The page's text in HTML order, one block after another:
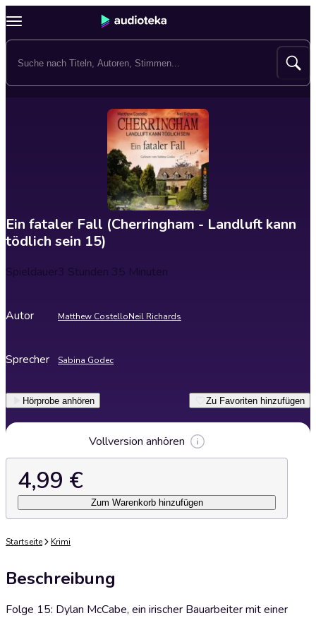
Ein fataler Fall (Cherringham - Landluft kann
tödlich sein 15)
Spieldauer3 Stunden 35 Minuten
Autor Matthew CostelloNeil Richards
Sprecher Sabina Godec
Hörprobe anhören Zu Favoriten hinzufügen
Vollversion anhören
4,99 €
Zum Warenkorb hinzufügen
Startseite Krimi
Beschreibung
Folge 15: Dylan McCabe, ein irischer Bauarbeiter mit einer